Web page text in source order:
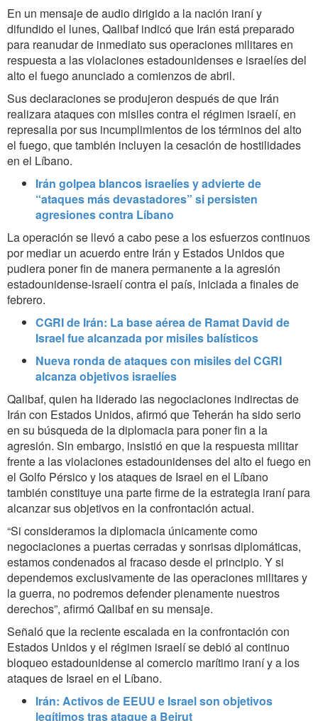
En un mensaje de audio dirigido a la nación iraní y
difundido el lunes, Qalibaf indicó que Irán está preparado
para reanudar de inmediato sus operaciones militares en
respuesta a las violaciones estadounidenses e israelíes del
alto el fuego anunciado a comienzos de abril.
Sus declaraciones se produjeron después de que Irán
realizara ataques con misiles contra el régimen israelí, en
represalia por sus incumplimientos de los términos del alto
el fuego, que también incluyen la cesación de hostilidades
en el Líbano.
Irán golpea blancos israelíes y advierte de
“ataques más devastadores” si persisten
agresiones contra Líbano
La operación se llevó a cabo pese a los esfuerzos continuos
por mediar un acuerdo entre Irán y Estados Unidos que
pudiera poner fin de manera permanente a la agresión
estadounidense-israelí contra el país, iniciada a finales de
febrero.
CGRI de Irán: La base aérea de Ramat David de
Israel fue alcanzada por misiles balísticos
Nueva ronda de ataques con misiles del CGRI
alcanza objetivos israelíes
Qalibaf, quien ha liderado las negociaciones indirectas de
Irán con Estados Unidos, afirmó que Teherán ha sido serio
en su búsqueda de la diplomacia para poner fin a la
agresión. Sin embargo, insistió en que la respuesta militar
frente a las violaciones estadounidenses del alto el fuego en
el Golfo Pérsico y los ataques de Israel en el Líbano
también constituye una parte firme de la estrategia iraní para
alcanzar sus objetivos en la confrontación actual.
“Si consideramos la diplomacia únicamente como
negociaciones a puertas cerradas y sonrisas diplomáticas,
estamos condenados al fracaso desde el principio. Y si
dependemos exclusivamente de las operaciones militares y
la guerra, no podremos defender plenamente nuestros
derechos”, afirmó Qalibaf en su mensaje.
Señaló que la reciente escalada en la confrontación con
Estados Unidos y el régimen israelí se debió al continuo
bloqueo estadounidense al comercio marítimo iraní y a los
ataques de Israel en el Líbano.
Irán: Activos de EEUU e Israel son objetivos
legítimos tras ataque a Beirut